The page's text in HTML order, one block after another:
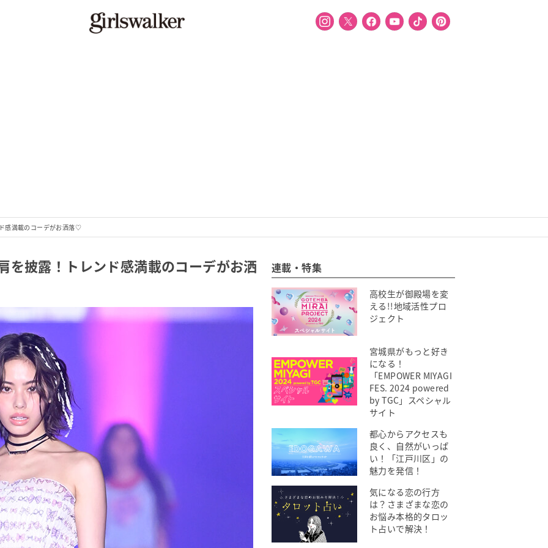
感満載のコーデがお洒落♡
を披露！トレンド感満載のコーデがお洒 連載・特集
高校生が御殿場を変
える!!地域活性プロ
ジェクト
宮城県がもっと好き
になる！
「EMPOWER MIYAGI
FES. 2024 powered
by TGC」スペシャル
サイト
都心からアクセスも
良く、自然がいっぱ
い！「江戸川区」の
魅力を発信！
気になる恋の行方
は？さまざまな恋の
お悩み本格的タロッ
ト占いで解決！